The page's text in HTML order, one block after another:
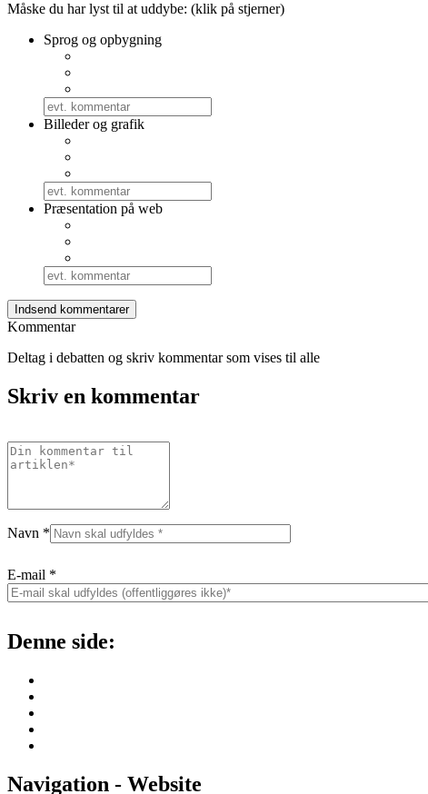
Måske du har lyst til at uddybe: (klik på stjerner)
Sprog og opbygning
Billeder og grafik
Præsentation på web
Kommentar
Deltag i debatten og skriv kommentar som vises til alle
Skriv en kommentar
Navn *
E-mail *
Denne side:
Navigation - Website